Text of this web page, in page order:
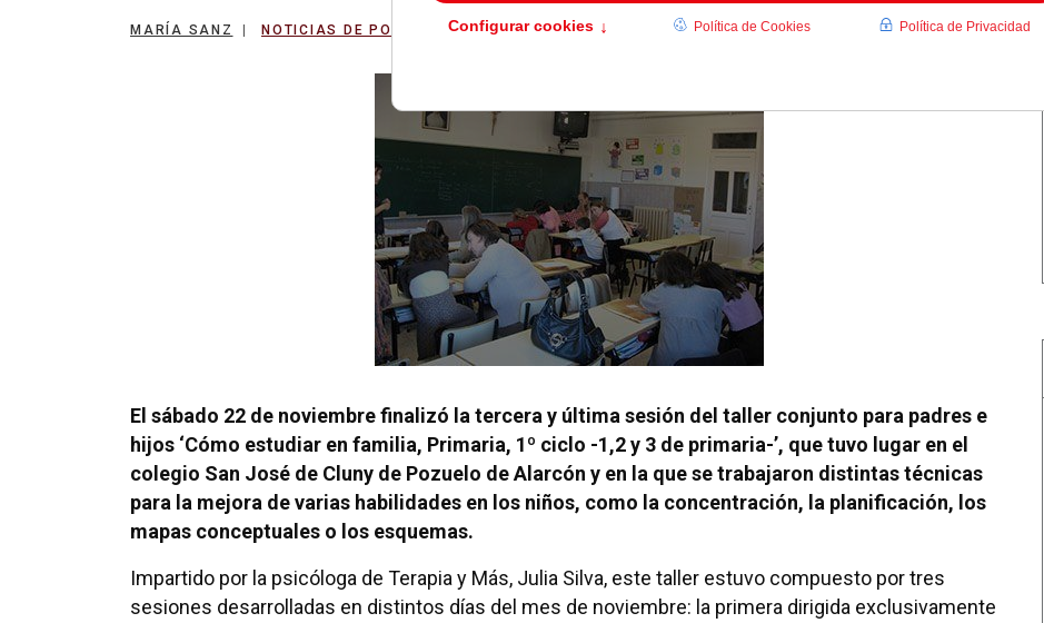
MARÍA SANZ NOTICIAS DE POZUELO 30 NOVIEMBRE 2008
El sábado 22 de noviembre finalizó la tercera y última sesión del taller conjunto para padres e
hijos ‘Cómo estudiar en familia, Primaria, 1º ciclo -1,2 y 3 de primaria-’, que tuvo lugar en el
colegio San José de Cluny de Pozuelo de Alarcón y en la que se trabajaron distintas técnicas
para la mejora de varias habilidades en los niños, como la concentración, la planificación, los
mapas conceptuales o los esquemas.
Impartido por la psicóloga de Terapia y Más, Julia Silva, este taller estuvo compuesto por tres
sesiones desarrolladas en distintos días del mes de noviembre: la primera dirigida exclusivamente